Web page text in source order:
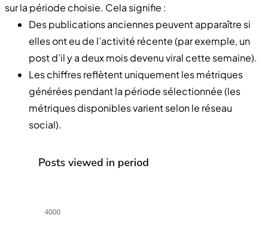
sur la période choisie. Cela signifie :
Des publications anciennes peuvent apparaître si
elles ont eu de l’activité récente (par exemple, un
post d’il y a deux mois devenu viral cette semaine).
Les chiffres reflètent uniquement les métriques
générées pendant la période sélectionnée (les
métriques disponibles varient selon le réseau
social).